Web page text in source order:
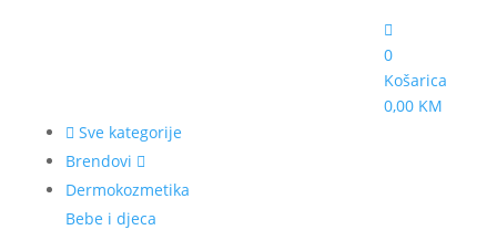
0
Košarica
0,00 KM
Sve kategorije
Brendovi
Dermokozmetika
Bebe i djeca